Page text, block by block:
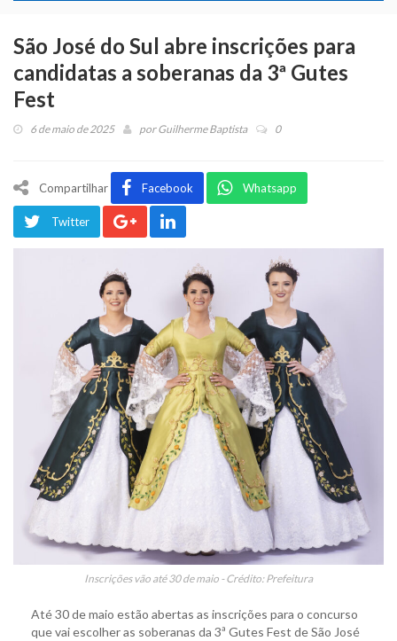
São José do Sul abre inscrições para
candidatas a soberanas da 3ª Gutes
Fest
6 de maio de 2025 porGuilherme Baptista 0
Compartilhar Facebook Whatsapp
Twitter
Inscrições vão até 30 de maio - Crédito: Prefeitura
Até 30 de maio estão abertas as inscrições para o concurso
que vai escolher as soberanas da 3ª Gutes Fest de São José